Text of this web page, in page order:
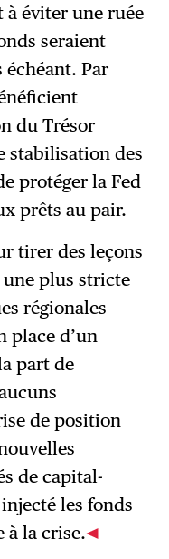
éviter une ruée
seraient
Par
du Trésor
stabilisation des
protéger la Fed
prêts au pair.
tirer des leçons
plus stricte
régionales
place d’un
part de
de position
de capital-
les fonds
à la crise.